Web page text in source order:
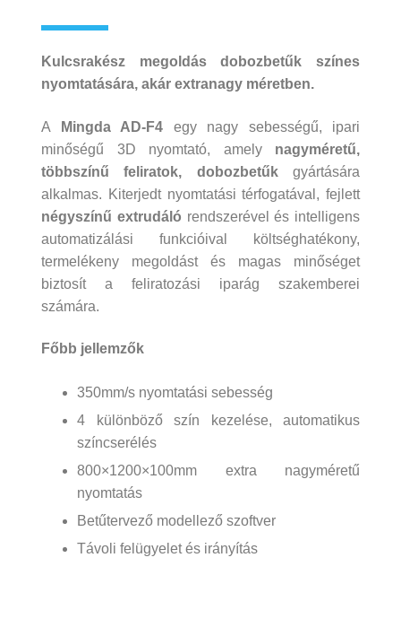
Kulcsrakész megoldás dobozbetűk színes
nyomtatására, akár extranagy méretben.
A Mingda AD-F4 egy nagy sebességű, ipari
minőségű 3D nyomtató, amely nagyméretű,
többszínű feliratok, dobozbetűkgyártására
alkalmas. Kiterjedt nyomtatási térfogatával, fejlett
négyszínű extrudáló rendszerével és intelligens
automatizálási funkcióival költséghatékony,
termelékeny megoldást és magas minőséget
biztosít a feliratozási iparág szakemberei
számára.
Főbb jellemzők
350mm/s nyomtatási sebesség
4 különböző szín kezelése, automatikus
színcserélés
800×1200×100mm extra nagyméretű
nyomtatás
Betűtervező modellező szoftver
Távoli felügyelet és irányítás